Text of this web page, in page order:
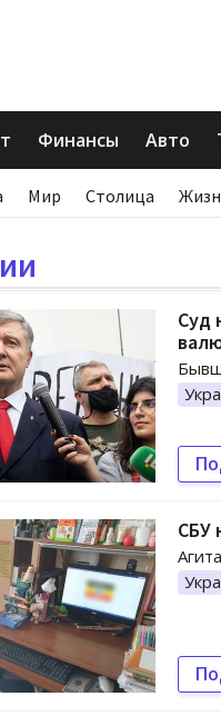
Финансы Авто
Мир Столица
Суд
СБУ